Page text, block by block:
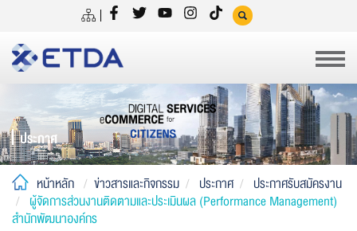
ประกาศ
หน้าหลัก ข่าวสารและกิจกรรม ประกาศ
ประกาศรับสมัครงาน
ผู้จัดการส่วนงานติดตามและประเมินผล (Performance Management)
สำนักพัฒนาองค์กร